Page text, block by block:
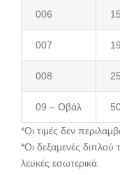
006
007
008
09 – Οβάλ
*Οι τιμές δεν
*Οι δεξαμενές διπλού
λευκές εσωτερικά.